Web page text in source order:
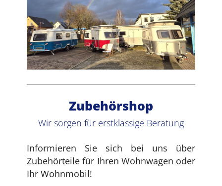
Zubehörshop
Wir sorgen für erstklassige Beratung
Informieren Sie sich bei uns über
Zubehörteile für Ihren Wohnwagen oder
Ihr Wohnmobil!